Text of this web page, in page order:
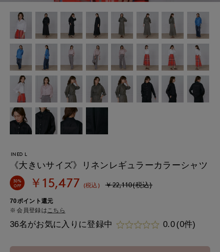
INED L
《大きいサイズ》リネンレギュラーカラーシャツ
30%
OFF
￥15,477 (税込) ￥22,110(税込)
70ポイント還元
会員登録は こちら
36名がお気に入りに登録中 0.0 (0件)